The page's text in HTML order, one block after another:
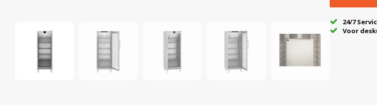
24/7
Voor